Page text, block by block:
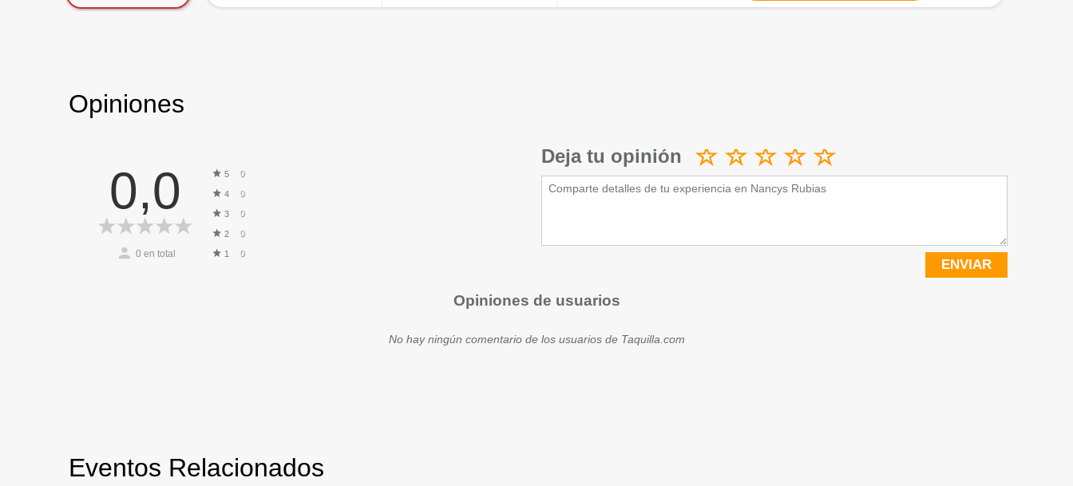
Opiniones
0,0
0 en total
5 0
4 0
3 0
2 0
1 0
Deja tu opinión
ENVIAR
Opiniones de usuarios
No hay ningún comentario de los usuarios de Taquilla.com
Eventos Relacionados